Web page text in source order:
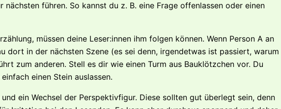
nächsten führen. So kannst du z. B. eine Frage offenlassen oder einen
müssen deine Leser:innen ihm folgen können. Wenn Person A an
dort in der nächsten Szene (es sei denn, irgendetwas ist passiert, warum
zum anderen. Stell es dir wie einen Turm aus Bauklötzchen vor. Du
einen Stein auslassen.
ein Wechsel der Perspektivfigur. Diese sollten gut überlegt sein, denn